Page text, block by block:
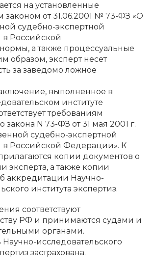
на установленные
от 31.06.2001 № 73-ФЗ «О
судебно-экспертной
в Российской
а также процессуальные
образом, эксперт несет
за заведомо ложное
выполненное в
институте
требованиям
N 73-ФЗ от 31 мая 2001 г.
судебно-экспертной
в Российской Федерации». К
копии документов о
эксперта, а также копии
аккредитации Научно-
института экспертиз.
соответствуют
РФ и принимаются судами и
органами.
Научно-исследовательского
застрахована.